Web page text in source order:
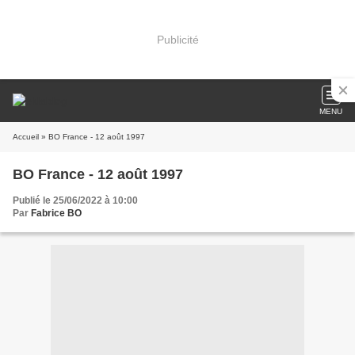
Publicité
MENU
Accueil » BO France - 12 août 1997
BO France - 12 août 1997
Publié le 25/06/2022 à 10:00
Par Fabrice BO